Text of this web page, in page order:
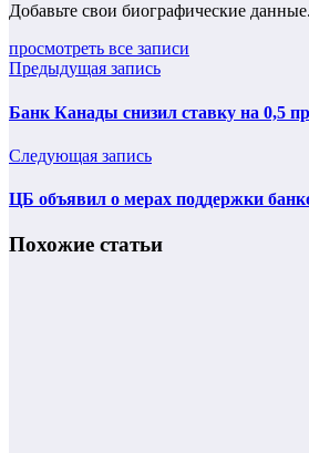
Добавьте свои биографические данные.
просмотреть все записи
Предыдущая запись
Банк Канады снизил ставку на 0,5
Следующая запись
ЦБ объявил о мерах поддержки
Похожие статьи